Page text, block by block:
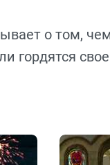
о том,
гордятся